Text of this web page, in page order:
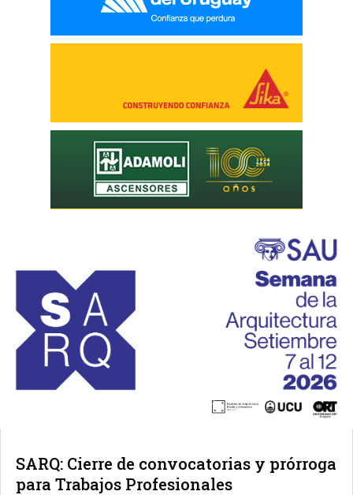
SARQ: Cierre de convocatorias y prórroga
para Trabajos Profesionales